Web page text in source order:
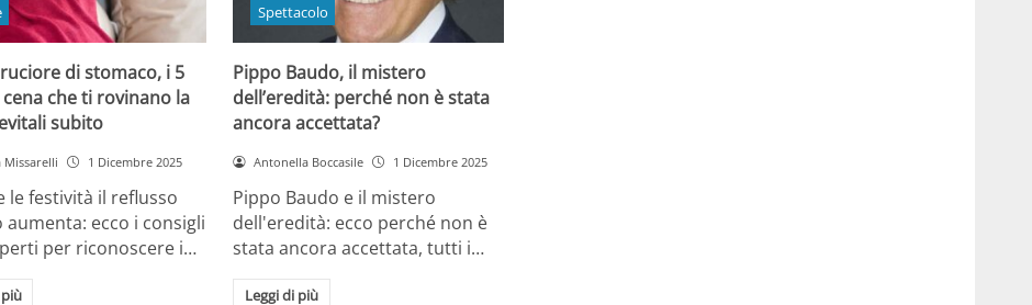
di stomaco, i 5
che ti rovinano la
subito
Missarelli 1 Dicembre 2025
le festività il reflusso
aumenta: ecco i consigli
per riconoscere i…
Spettacolo
Pippo Baudo, il mistero
dell’eredità: perché non è stata
ancora accettata?
Antonella Boccasile 1 Dicembre 2025
Pippo Baudo e il mistero
dell'eredità: ecco perché non è
stata ancora accettata, tutti i…
Leggi di più